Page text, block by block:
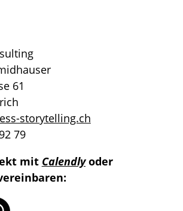
61
storytelling.ch
79
mit Calendlyoder